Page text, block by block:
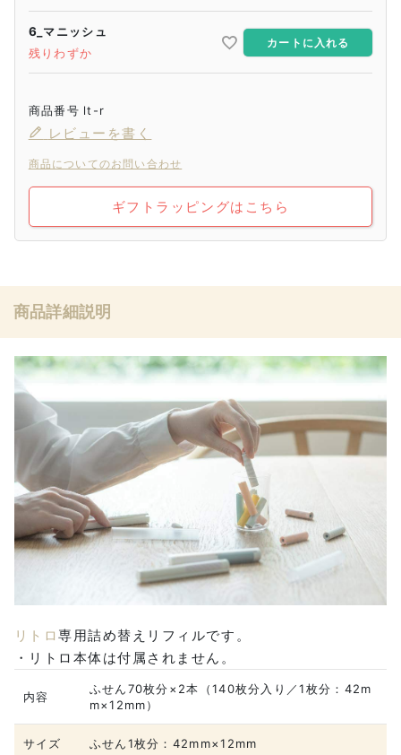
6_マニッシュ
残りわずか
カートに入れる
商品番号 lt-r
レビューを書く
商品についてのお問い合わせ
ギフトラッピングはこちら
商品詳細説明
リトロ専用詰め替えリフィルです。
・リトロ本体は付属されません。
内容
ふせん70枚分×2本（140枚分入り／1枚分：42m
m×12mm）
サイズ ふせん1枚分：42mm×12mm